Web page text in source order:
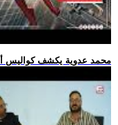
.. محمد عدوية يكشف كواليس